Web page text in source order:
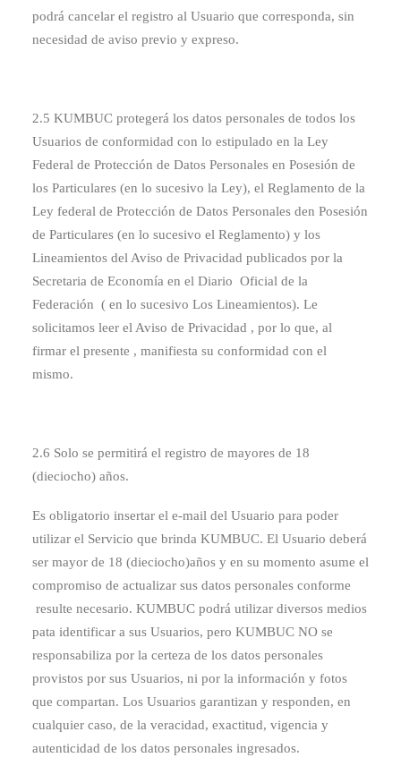
podrá cancelar el registro al Usuario que corresponda, sin
necesidad de aviso previo y expreso.
2.5 KUMBUC protegerá los datos personales de todos los
Usuarios de conformidad con lo estipulado en la Ley
Federal de Protección de Datos Personales en Posesión de
los Particulares (en lo sucesivo la Ley), el Reglamento de la
Ley federal de Protección de Datos Personales den Posesión
de Particulares (en lo sucesivo el Reglamento) y los
Lineamientos del Aviso de Privacidad publicados por la
Secretaria de Economía en el Diario Oficial de la
Federación ( en lo sucesivo Los Lineamientos). Le
solicitamos leer el Aviso de Privacidad , por lo que, al
firmar el presente , manifiesta su conformidad con el
mismo.
2.6 Solo se permitirá el registro de mayores de 18
(dieciocho) años.
Es obligatorio insertar el e-mail del Usuario para poder
utilizar el Servicio que brinda KUMBUC. El Usuario deberá
ser mayor de 18 (dieciocho)años y en su momento asume el
compromiso de actualizar sus datos personales conforme
resulte necesario. KUMBUC podrá utilizar diversos medios
pata identificar a sus Usuarios, pero KUMBUC NO se
responsabiliza por la certeza de los datos personales
provistos por sus Usuarios, ni por la información y fotos
que compartan. Los Usuarios garantizan y responden, en
cualquier caso, de la veracidad, exactitud, vigencia y
autenticidad de los datos personales ingresados.